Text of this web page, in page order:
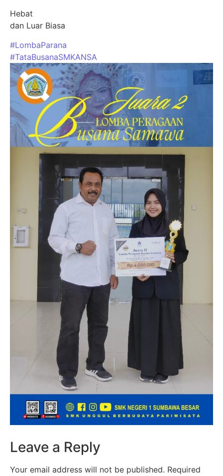
Hebat
dan Luar Biasa
#LombaParana
#TataBusanaSMKANSA
Leave a Reply
Your email address will not be published. Required